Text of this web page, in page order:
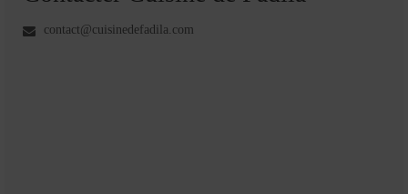
contact@cuisinedefadila.com